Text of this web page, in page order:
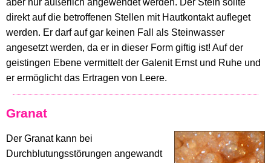
direkt auf die betroffenen Stellen mit Hautkontakt aufleget
werden. Er darf auf gar keinen Fall als Steinwasser
angesetzt werden, da er in dieser Form giftig ist! Auf der
geistingen Ebene vermittelt der Galenit Ernst und Ruhe und
er ermöglicht das Ertragen von Leere.
Granat
Der Granat kann bei
Durchblutungsstörungen angewandt